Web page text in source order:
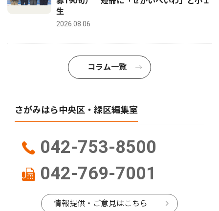
生
2026.08.06
コラム一覧
さがみはら中央区・緑区編集室
042-753-8500
042-769-7001
情報提供・ご意見はこちら